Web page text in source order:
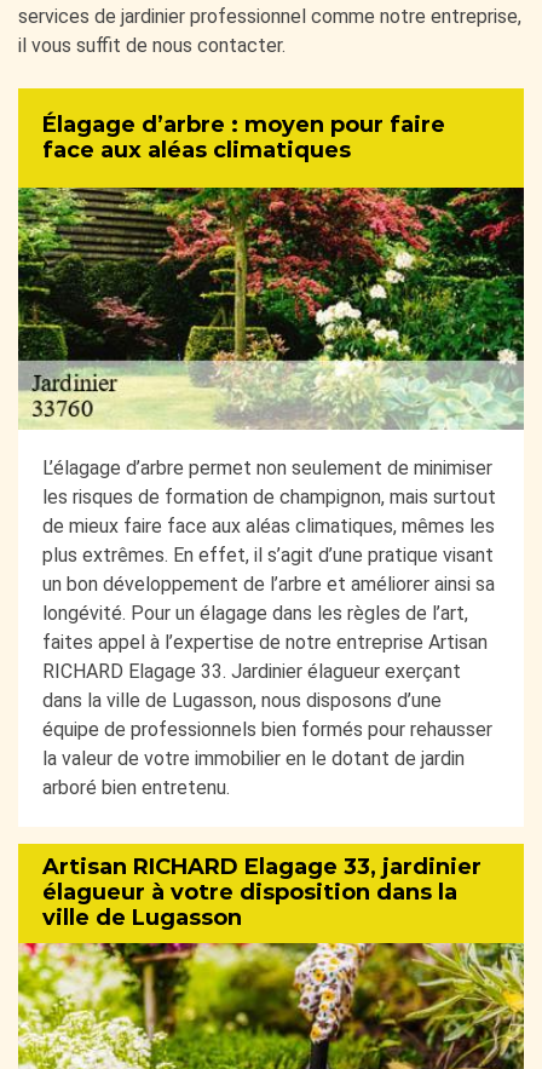
services de jardinier professionnel comme notre entreprise,
il vous suffit de nous contacter.
Élagage d’arbre : moyen pour faire
face aux aléas climatiques
L’élagage d’arbre permet non seulement de minimiser
les risques de formation de champignon, mais surtout
de mieux faire face aux aléas climatiques, mêmes les
plus extrêmes. En effet, il s’agit d’une pratique visant
un bon développement de l’arbre et améliorer ainsi sa
longévité. Pour un élagage dans les règles de l’art,
faites appel à l’expertise de notre entreprise Artisan
RICHARD Elagage 33. Jardinier élagueur exerçant
dans la ville de Lugasson, nous disposons d’une
équipe de professionnels bien formés pour rehausser
la valeur de votre immobilier en le dotant de jardin
arboré bien entretenu.
Artisan RICHARD Elagage 33, jardinier
élagueur à votre disposition dans la
ville de Lugasson